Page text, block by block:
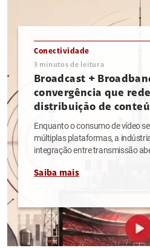
Conectividade
3 minutos de leitura
Broadcast +
convergência que
distribuição de
Enquanto o consumo de vídeo
múltiplas plataformas, a
integração entre transmissão
Saiba mais